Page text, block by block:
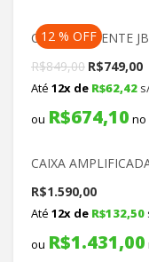
12 % OFF
CAIXA AMBIENTE
R$849,00 Original
price
was:
R$749,00
Até 12x de R$62,42
ou R$674,10 no
CAIXA
R$1.590,00
Até 12x de R$132,50
ou R$1.431,00